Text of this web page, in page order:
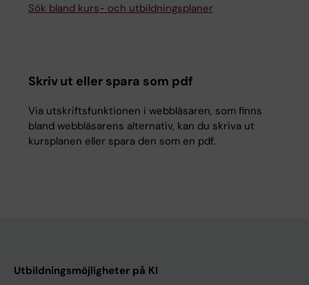
Sök bland kurs- och utbildningsplaner
Skriv ut eller spara som pdf
Via utskriftsfunktionen i webbläsaren, som finns
bland webbläsarens alternativ, kan du skriva ut
kursplanen eller spara den som en pdf.
Utbildningsmöjligheter på KI